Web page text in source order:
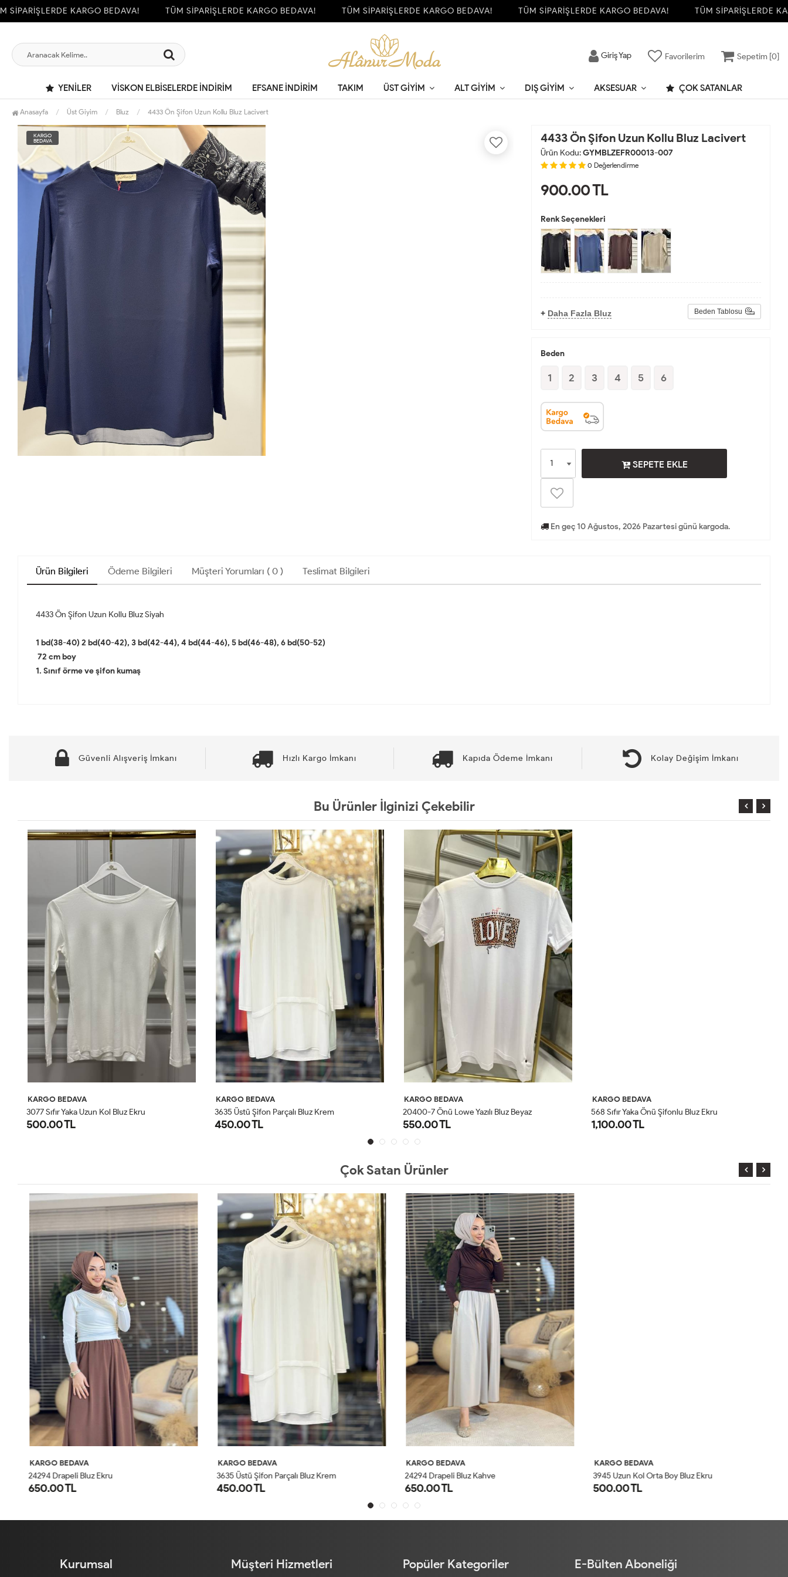
KARGO BEDAVA! TÜM SİPARİŞLERDE KARGO BEDAVA! TÜM SİPARİŞLERDE KARGO BEDAVA! TÜM SİPARİŞLERDE KARGO BEDAVA! TÜM SİPARİŞLERDE
Giriş Yap Favorilerim Sepetim [0]
YENILER VİSKON ELBİSELERDE İNDİRİM EFSANE İNDİRİM TAKIM ÜST GIYIM ALT GIYIM DIŞ GIYIM AKSESUAR ÇOK SATANLAR
Anasayfa Üst Giyim Bluz 4433 Ön Şifon Uzun Kollu Bluz Lacivert
KARGO
BEDAVA
4433 Ön Şifon Uzun Kollu Bluz Lacivert
Ürün Kodu:GYMBLZEFR00013-007
0 Değerlendirme
900.00TL
Renk Seçenekleri
+ Daha Fazla Bluz Beden Tablosu
Beden
1 2 3 4 5 6
SEPETE EKLE
En geç 10 Ağustos, 2026 Pazartesi günü kargoda.
Ürün Bilgileri Ödeme Bilgileri Müşteri Yorumları ( 0 ) Teslimat Bilgileri
4433 Ön Şifon Uzun Kollu Bluz Siyah
1 bd(38-40) 2 bd(40-42), 3 bd(42-44), 4 bd(44-46), 5 bd(46-48), 6 bd(50-52)
72 cm boy
1. Sınıf örme ve şifon kumaş
Güvenli Alışveriş İmkanı Hızlı Kargo İmkanı Kapıda Ödeme İmkanı Kolay Değişim İmkanı
Bu Ürünler İlginizi Çekebilir
KARGO BEDAVA
3077 Sıfır Yaka Uzun Kol Bluz Ekru
500.00 TL
KARGO BEDAVA
3635 Üstü Şifon Parçalı Bluz Krem
450.00 TL
KARGO BEDAVA
20400-7 Önü Lowe Yazılı Bluz Beyaz
550.00 TL
KARGO BEDAVA
568 Sıfır Yaka Önü Şifonlu Bluz Ekru
1,100.00 TL
Çok Satan Ürünler
KARGO BEDAVA
24294 Drapeli Bluz Ekru
650.00 TL
KARGO BEDAVA
3635 Üstü Şifon Parçalı Bluz Krem
450.00 TL
KARGO BEDAVA
24294 Drapeli Bluz Kahve
650.00 TL
KARGO BEDAVA
3945 Uzun Kol Orta Boy Bluz Ekru
500.00 TL
Kurumsal Müşteri Hizmetleri Popüler Kategoriler E-Bülten Aboneliği